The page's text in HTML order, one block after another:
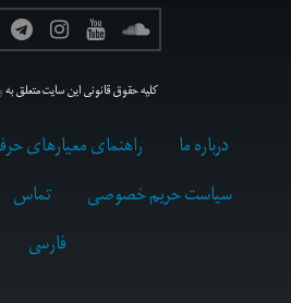
کلیه حقوق قانونی این سایت متعلق به
درباره ما راهنمای معیارهای
سیاست حریم خصوصی
تماس
فارسى